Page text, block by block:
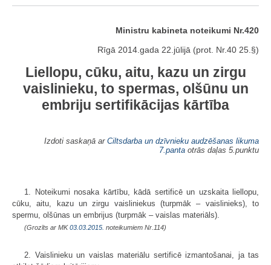
Ministru kabineta noteikumi Nr.420
Rīgā 2014.gada 22.jūlijā (prot. Nr.40 25.§)
Liellopu, cūku, aitu, kazu un zirgu
vaislinieku, to spermas, olšūnu un
embriju sertifikācijas kārtība
Izdoti saskaņā ar Ciltsdarba un dzīvnieku audzēšanas likuma
7.panta otrās daļas 5.punktu
1. Noteikumi nosaka kārtību, kādā sertificē un uzskaita liellopu,
cūku, aitu, kazu un zirgu vaisliniekus (turpmāk – vaislinieks), to
spermu, olšūnas un embrijus (turpmāk – vaislas materiāls).
(Grozīts ar MK03.03.2015. noteikumiem Nr.114)
2. Vaislinieku un vaislas materiālu sertificē izmantošanai, ja tas